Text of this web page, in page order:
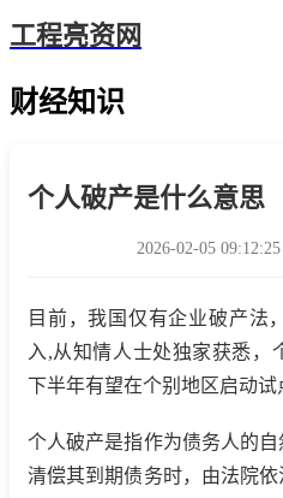
工程亮资网
财经知识
个人破产是什么意思
2026-02-05 09:12:25
目前，我国仅有企业破产法
入,从知情人士处独家获悉，
下半年有望在个别地区启动试
个人破产是指作为债务人的
清偿其到期债务时，由法院